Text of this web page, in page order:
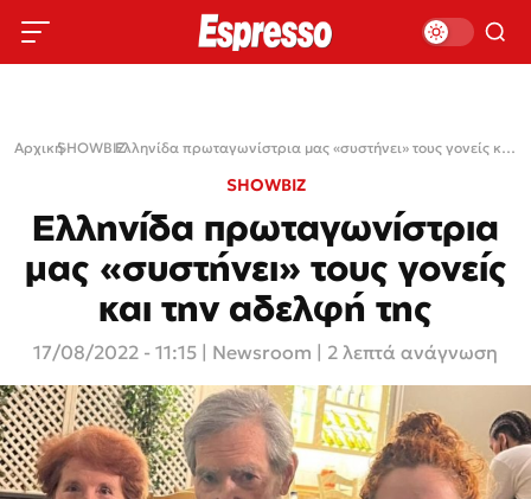
Αρχική›
SHOWBIZ› Ελληνίδα πρωταγωνίστρια μας «συστήνει» τους γονείς και την αδελφή της
SHOWBIZ
Ελληνίδα πρωταγωνίστρια
μας «συστήνει» τους γονείς
και την αδελφή της
17/08/2022 - 11:15 Newsroom | 2 λεπτά ανάγνωση